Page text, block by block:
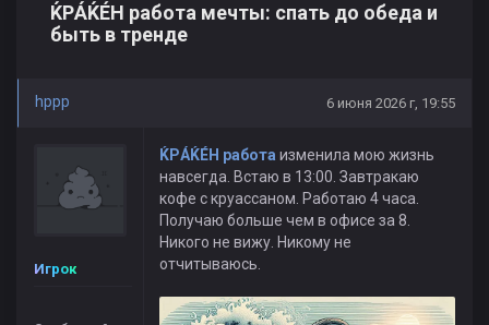
ЌРÁЌÉH работа мечты: спать до обеда и
быть в тренде
hppp 6 июня 2026 г, 19:55
Игрок
ЌРÁЌÉH работа изменила мою жизнь
навсегда. Встаю в 13:00. Завтракаю
кофе с круассаном. Работаю 4 часа.
Получаю больше чем в офисе за 8.
Никого не вижу. Никому не
отчитываюсь.